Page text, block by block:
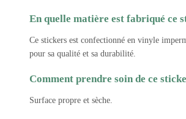
En quelle matière est fabriqué ce
Ce stickers est confectionné en vinyle
pour sa qualité et sa durabilité.
Comment prendre soin de ce
Surface propre et sèche.